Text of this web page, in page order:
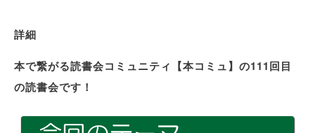
詳細
本で繋がる読書会コミュニティ【本コミュ】の111回目
の読書会です！